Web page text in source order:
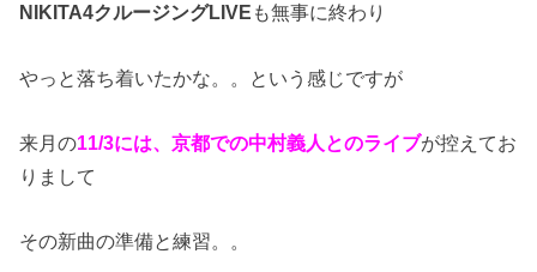
NIKITA4クルージングLIVE も無事に終わり
やっと落ち着いたかな。。という感じですが
来月の11/3には、京都での中村義人とのライブが控えてお
りまして
その新曲の準備と練習。。